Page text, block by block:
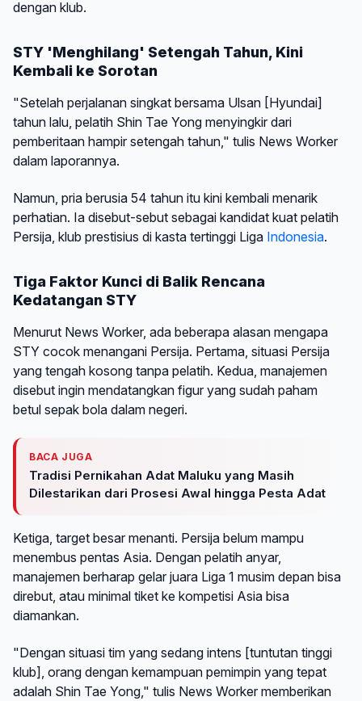
dengan klub.
STY 'Menghilang' Setengah Tahun, Kini
Kembali ke Sorotan
"Setelah perjalanan singkat bersama Ulsan [Hyundai]
tahun lalu, pelatih Shin Tae Yong menyingkir dari
pemberitaan hampir setengah tahun," tulis News Worker
dalam laporannya.
Namun, pria berusia 54 tahun itu kini kembali menarik
perhatian. Ia disebut-sebut sebagai kandidat kuat pelatih
Persija, klub prestisius di kasta tertinggi Liga Indonesia.
Tiga Faktor Kunci di Balik Rencana
Kedatangan STY
Menurut News Worker, ada beberapa alasan mengapa
STY cocok menangani Persija. Pertama, situasi Persija
yang tengah kosong tanpa pelatih. Kedua, manajemen
disebut ingin mendatangkan figur yang sudah paham
betul sepak bola dalam negeri.
BACA JUGA
Tradisi Pernikahan Adat Maluku yang Masih
Dilestarikan dari Prosesi Awal hingga Pesta Adat
Ketiga, target besar menanti. Persija belum mampu
menembus pentas Asia. Dengan pelatih anyar,
manajemen berharap gelar juara Liga 1 musim depan bisa
direbut, atau minimal tiket ke kompetisi Asia bisa
diamankan.
"Dengan situasi tim yang sedang intens [tuntutan tinggi
klub], orang dengan kemampuan pemimpin yang tepat
adalah Shin Tae Yong," tulis News Worker memberikan